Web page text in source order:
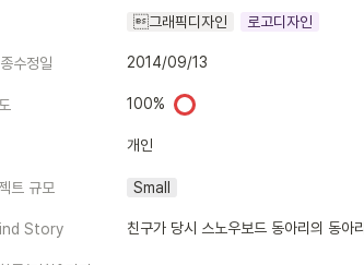
그래픽디자인 로고디자인
수정일 2014/09/13
100%
개인
트 규모 Small
Story 친구가 당시 스노우보드 동아리의 동아